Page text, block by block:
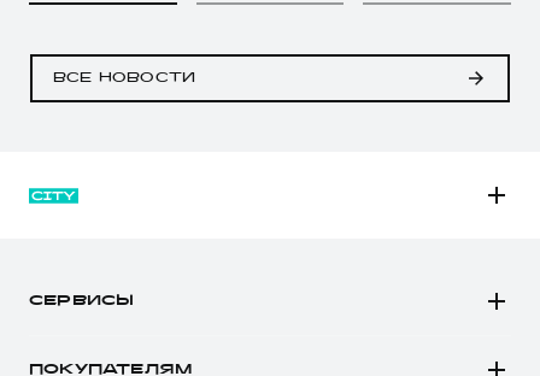
ВСЕ НОВОСТИ
СЕРВИСЫ
ПОКУПАТЕЛЯМ